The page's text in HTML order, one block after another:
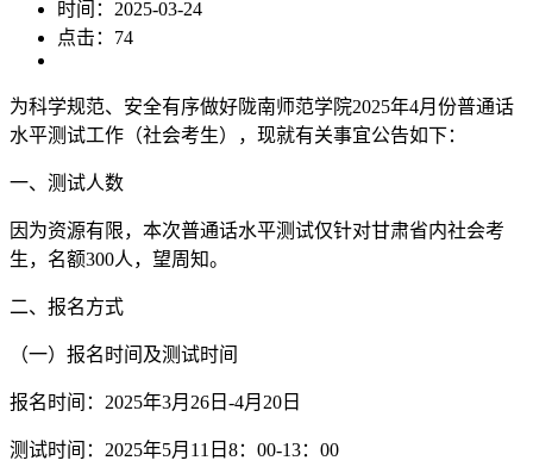
时间：2025-03-24
点击： 74
为科学规范、安全有序做好陇南师范学院2025年4月份普通话
水平测试工作（社会考生），现就有关事宜公告如下：
一、测试人数
因为资源有限，本次普通话水平测试仅针对甘肃省内社会考
生，名额300人，望周知。
二、报名方式
（一）报名时间及测试时间
报名时间：2025年3月26日-4月20日
测试时间：2025年5月11日8：00-13：00